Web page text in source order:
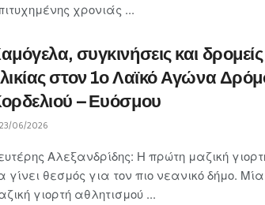
χρονιάς ...
συγκινήσεις και
στον 1ο Λαϊκό Αγώνα
– Ευόσμου
06/2026
Αλεξανδρίδης: Η πρώτη μαζική
γίνει θεσμός για τον πιο νεανικό δήμο.
γιορτή αθλητισμού ...